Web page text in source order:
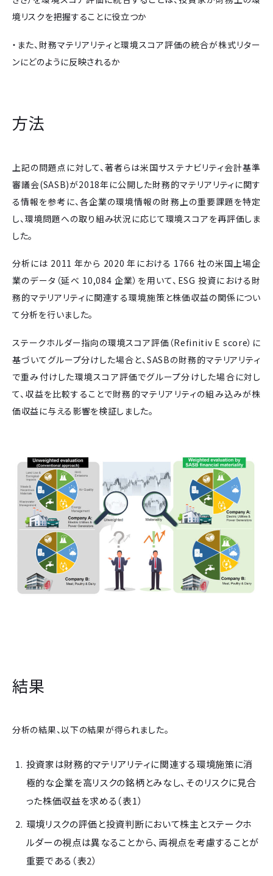
境リスクを把握することに役立つか
・また、財務マテリアリティと環境スコア評価の統合が株式リター
ンにどのように反映されるか
方法
上記の問題点に対して、著者らは米国サステナビリティ会計基準
審議会(SASB)が2018年に公開した財務的マテリアリティに関す
る情報を参考に、各企業の環境情報の財務上の重要課題を特定
し、環境問題への取り組み状況に応じて環境スコアを再評価しま
した。
分析には 2011 年から 2020 年における 1766 社の米国上場企
業のデータ（延べ 10,084 企業）を用いて、ESG 投資における財
務的マテリアリティに関連する環境施策と株価収益の関係につい
て分析を行いました。
ステークホルダー指向の環境スコア評価（Refinitiv E score）に
基づいてグループ分けした場合と、SASBの財務的マテリアリティ
で重み付けした環境スコア評価でグループ分けした場合に対し
て、収益を比較することで財務的マテリアリティの組み込みが株
価収益に与える影響を検証しました。
結果
分析の結果、以下の結果が得られました。
投資家は財務的マテリアリティに関連する環境施策に消
極的な企業を高リスクの銘柄とみなし、そのリスクに見合
った株価収益を求める（表1）
環境リスクの評価と投資判断において株主とステークホ
ルダーの視点は異なることから、両視点を考慮することが
重要である（表2）